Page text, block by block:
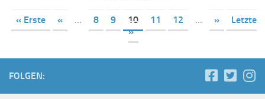
« Erste « ... 8 9 10 11 12 ... »
Letzte
»
FOLGEN: